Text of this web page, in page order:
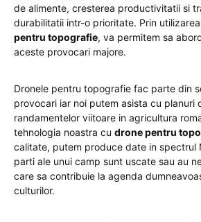
de alimente, cresterea productivitatii si
durabilitatii intr-o prioritate. Prin utilizarea
pentru topografie, va permitem sa
aceste provocari majore.
Dronele pentru topografie fac parte din
provocari iar noi putem asista cu planuri
randamentelor viitoare in agricultura
tehnologia noastra cu drone pentru
calitate, putem produce date in spectrul
parti ale unui camp sunt uscate sau au
care sa contribuie la agenda
culturilor.